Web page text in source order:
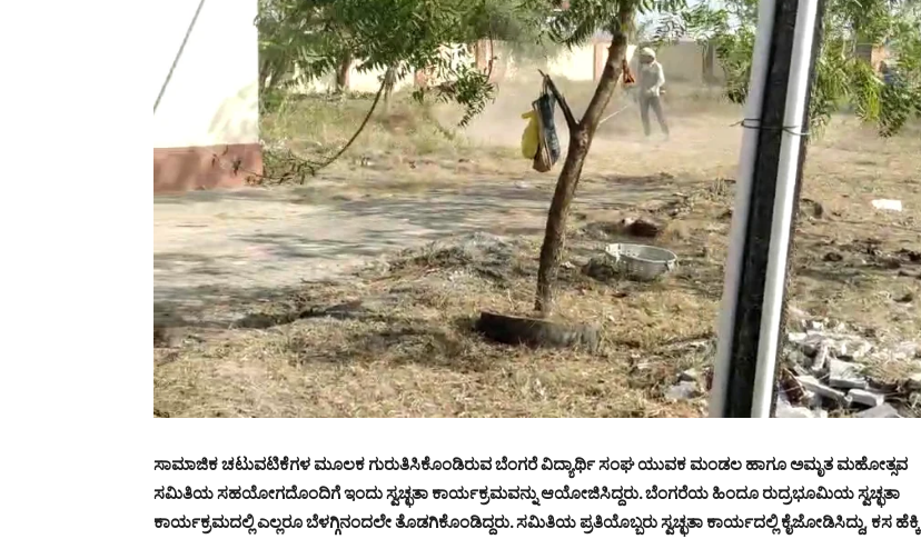
ಸಾಮಾಜಿಕ ಚಟುವಟಿಕೆಗಳ ಮೂಲಕ ಗುರುತಿಸಿಕೊಂಡಿರುವ ಬೆಂಗರೆ ವಿದ್ಯಾರ್ಥಿ ಸಂಘ ಯುವಕ ಮಂಡಲ ಹಾಗೂ ಅಮೃತ ಮಹೋತ್ಸವ
ಸಮಿತಿಯ ಸಹಯೋಗದೊಂದಿಗೆ ಇಂದು ಸ್ವಚ್ಛತಾ ಕಾರ್ಯಕ್ರಮವನ್ನು ಆಯೋಜಿಸಿದ್ದರು. ಬೆಂಗರೆಯ ಹಿಂದೂ ರುದ್ರಭೂಮಿಯ ಸ್ವಚ್ಛತಾ
ಕಾರ್ಯಕ್ರಮದಲ್ಲಿ ಎಲ್ಲರೂ ಬೆಳಗ್ಗಿನಂದಲೇ ತೊಡಗಿಕೊಂಡಿದ್ದರು. ಸಮಿತಿಯ ಪ್ರತಿಯೊಬ್ಬರು ಸ್ವಚ್ಛತಾ ಕಾರ್ಯದಲ್ಲಿ ಕೈಜೋಡಿಸಿದ್ದು, ಕಸ ಹೆಕ್ಕಿ